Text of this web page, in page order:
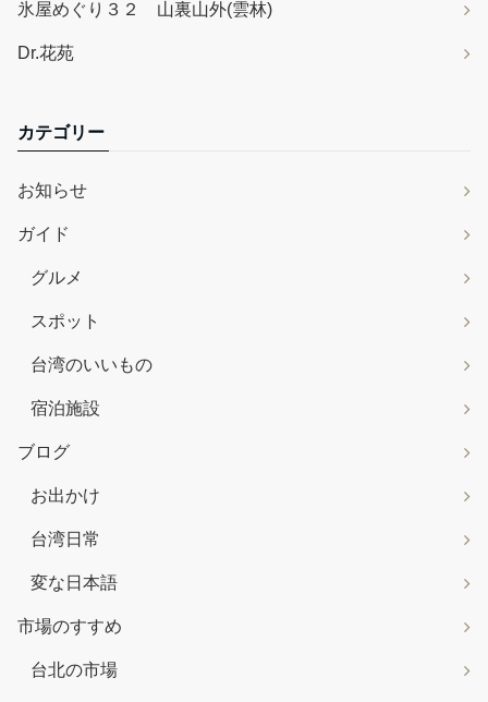
氷屋めぐり３２ 山裏山外(雲林)
Dr.花苑
カテゴリー
お知らせ
ガイド
グルメ
スポット
台湾のいいもの
宿泊施設
ブログ
お出かけ
台湾日常
変な日本語
市場のすすめ
台北の市場